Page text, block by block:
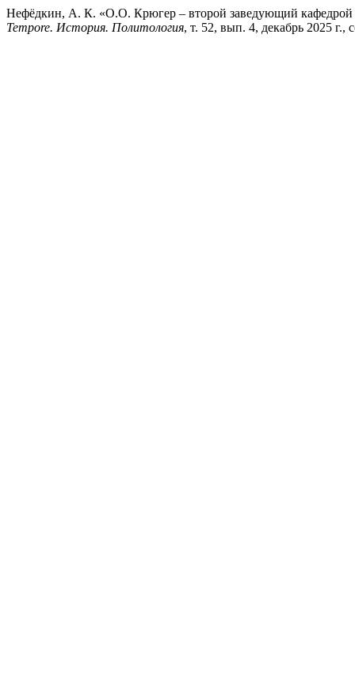
Нефёдкин, А. К. «О.О. Крюгер – второй заведующий кафедрой
Tempore. История. Политология, т. 52, вып. 4, декабрь 2025 г.,